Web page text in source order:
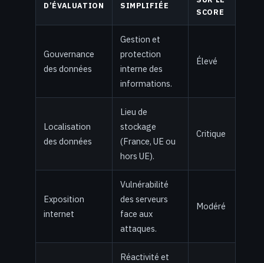
D’ÉVALUATION
SIMPLIFIÉE
SCORE
Gouvernance
des données
Gestion et
protection
interne des
informations.
Élevé
Localisation
des données
Lieu de
stockage
(France, UE ou
hors UE).
Critique
Exposition
internet
Vulnérabilité
des serveurs
face aux
attaques.
Modéré
Réactivité et